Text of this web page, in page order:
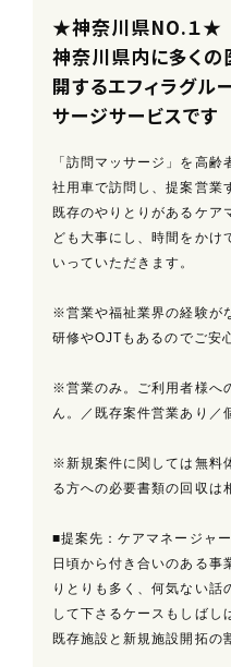
★神奈川県NO.１★
神奈川県内に多く
開するエフィラグル
サージサービスです
「訪問マッサージ」を高
社用車で訪問し、提案営業
既存のやりとりがあるケア
ども大事にし、時間をかけ
いっていただきます。
※営業や福祉業界の経験が
研修やOJTもあるのでご安
※営業のみ。ご利用者様へ
ん。／既存案件営業あり／
※新規案件に関しては無料
る方への必要書類の回収は
■提案先：ケアマネージャ
日頃から付き合いのある事
りとりも多く、何気ない話
して下さるケースもしばし
既存施設と新規施設開拓の